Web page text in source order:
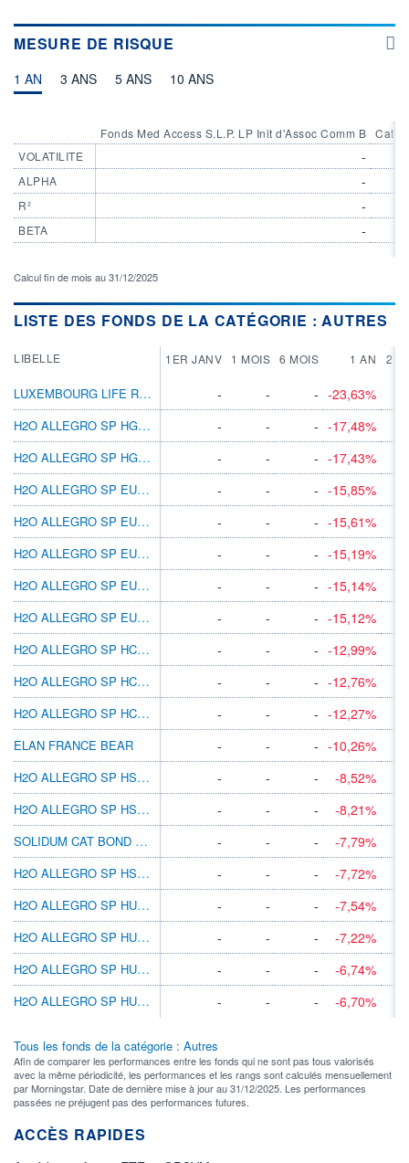
MESURE DE RISQUE
1 AN 3 ANS 5 ANS 10 ANS
VOLATILITE
ALPHA
R²
BETA
Fonds Med Access S.L.P. LP Init d'Assoc Comm B
-
-
-
-
Calcul fin de mois au 31/12/2025
LISTE DES FONDS DE LA CATÉGORIE : AUTRES
LIBELLE 1ER JANV 1 MOIS 6 MOIS 1 AN 2
LUXEMBOURG LIFE RAIF AB RT II D2 USD INC - - - -23,63%
H2O ALLEGRO SP HGBP-I C
- - - -17,48%
H2O ALLEGRO SP HGBP-IC (PRF)
- - - -17,43%
H2O ALLEGRO SP EUR-SR C
- - - -15,85%
H2O ALLEGRO SP EUR-R C
- - - -15,61%
H2O ALLEGRO SP EUR-N C
- - - -15,19%
H2O ALLEGRO SP EUR-I C
- - - -15,14%
H2O ALLEGRO SP EUR-I D
- - - -15,12%
H2O ALLEGRO SP HCHF-SR C
- - - -12,99%
H2O ALLEGRO SP HCHF-R C
- - - -12,76%
H2O ALLEGRO SP HCHF-I C
- - - -12,27%
ELAN FRANCE BEAR - - - -10,26%
H2O ALLEGRO SP HSGD-SR C
- - -
-8,52%
H2O ALLEGRO SP HSGD-R C
- - -
-8,21%
SOLIDUM CAT BOND CHF R
- - -
-7,79%
H2O ALLEGRO SP HSGD-I C
- - -
-7,72%
H2O ALLEGRO SP HUSD-SR C
- - -
-7,54%
H2O ALLEGRO SP HUSD-R C
- - -
-7,22%
H2O ALLEGRO SP HUSD-N C
- - -
-6,74%
H2O ALLEGRO SP HUSD-I C
- - - -6,70%
Tous les fonds de la catégorie : Autres
Afin de comparer les performances entre les fonds qui ne sont pas tous valorisés
avec la même périodicité, les performances et les rangs sont calculés mensuellement
par Morningstar. Date de dernière mise à jour au 31/12/2025. Les performances
passées ne préjugent pas des performances futures.
ACCÈS RAPIDES